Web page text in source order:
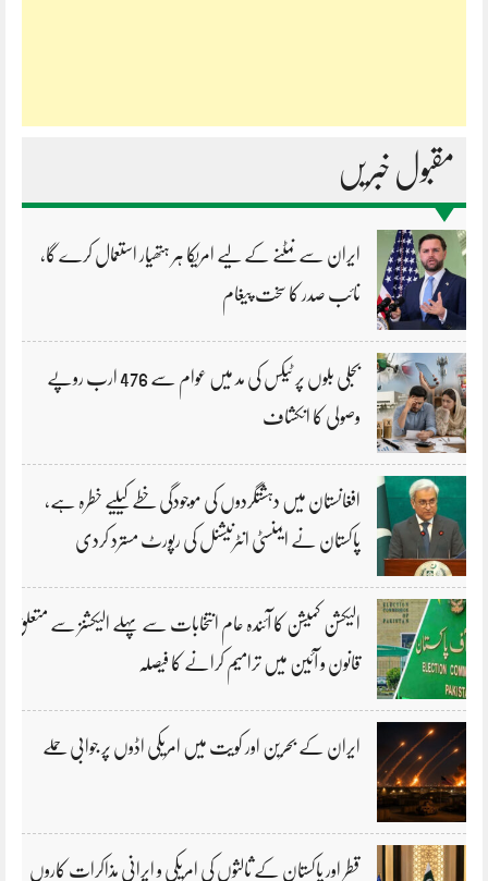
مقبول خبریں
ایران سے نمٹنے کے لیے امریکا ہر ہتھیار استعمال کرے گا،
نائب صدر کا سخت پیغام
بجلی بلوں پر ٹیکس کی مد میں عوام سے 476 ارب روپے
وصولی کا انکشاف
افغانستان میں دہشتگردوں کی موجودگی خطے کیلیے خطرہ ہے،
پاکستان نے ایمنسٹی انٹرنیشنل کی رپورٹ مسترد کردی
الیکشن کمیشن کا آئندہ عام انتخابات سے پہلے الیکشنز سے متعلق
قانون و آئین میں ترامیم کرانے کا فیصلہ
ایران کے بحرین اور کویت میں امریکی اڈوں پر جوابی حملے
قطر اور پاکستان کے ثالثوں کی امریکی و ایرانی مذاکرات کاروں